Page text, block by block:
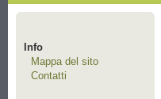
Info
Mappa del sito
Contatti